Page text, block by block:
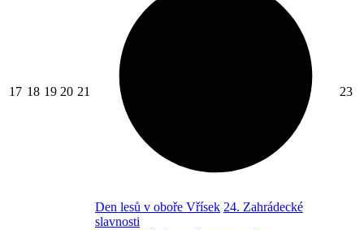
17 18 19 20 21
Den lesů v oboře Vřísek 24. Zahrádecké
slavnosti
23